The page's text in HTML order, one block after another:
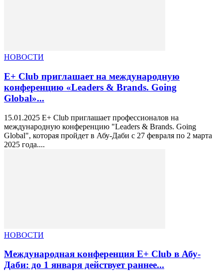
НОВОСТИ
E+ Club приглашает на международную
конференцию «Leaders & Brands. Going
Global»...
15.01.2025 E+ Club приглашает профессионалов на
международную конференцию "Leaders & Brands. Going
Global", которая пройдет в Абу-Даби с 27 февраля по 2 марта
2025 года....
НОВОСТИ
Международная конференция E+ Club в Абу-
Даби: до 1 января действует раннее...